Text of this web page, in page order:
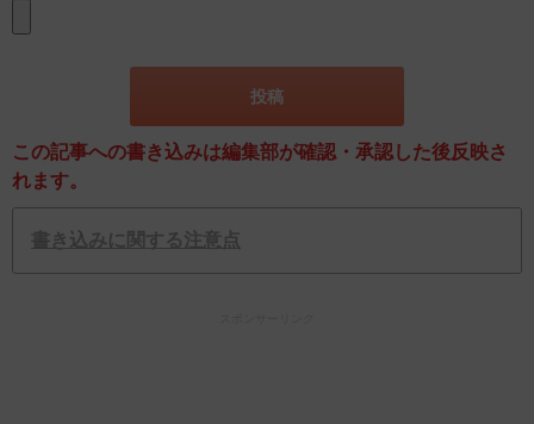
この記事への書き込みは編集部が確認・承認した後反映さ
れます。
書き込みに関する注意点